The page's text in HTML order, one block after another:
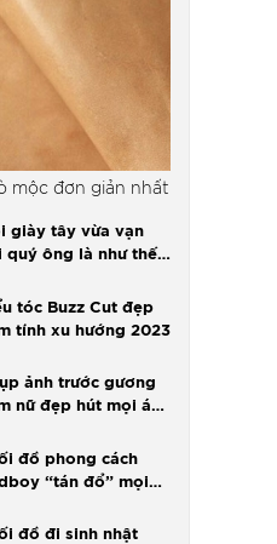
mộc đơn giản nhất
giày tây vừa vạn
quý ông là như thế
tóc Buzz Cut đẹp
tính xu hướng 2023
ảnh trước gương
nữ đẹp hút mọi ánh
đồ phong cách
“tán đổ” mọi
đồ đi sinh nhật